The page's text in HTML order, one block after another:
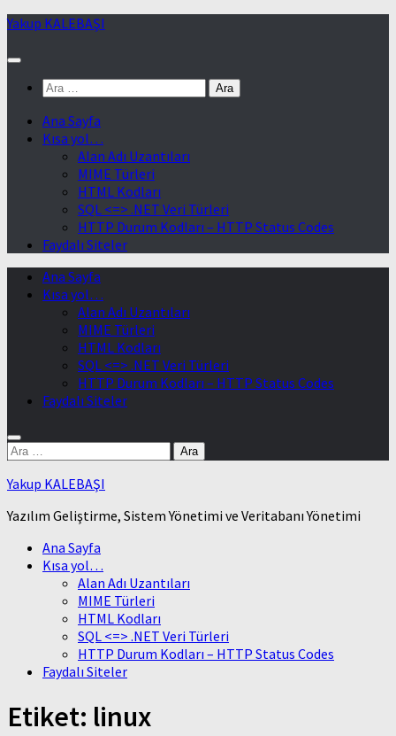
Skip
content
Yakup KALEBAŞI
Arama:
Ana Sayfa
Kısa yol…
Alan Adı Uzantıları
MIME Türleri
HTML Kodları
SQL <=> .NET Veri Türleri
HTTP Durum Kodları – HTTP Status Codes
Faydalı Siteler
Ana Sayfa
Kısa yol…
Alan Adı Uzantıları
MIME Türleri
HTML Kodları
SQL <=> .NET Veri Türleri
HTTP Durum Kodları – HTTP Status Codes
Faydalı Siteler
Arama:
Yakup KALEBAŞI
Yazılım Geliştirme, Sistem Yönetimi ve Veritabanı Yönetimi
Ana Sayfa
Kısa yol…
Alan Adı Uzantıları
MIME Türleri
HTML Kodları
SQL <=> .NET Veri Türleri
HTTP Durum Kodları – HTTP Status Codes
Faydalı Siteler
Etiket: linux